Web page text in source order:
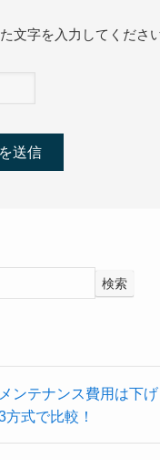
文字を入力してください
検索
ンテナンス費用は下
式で比較！